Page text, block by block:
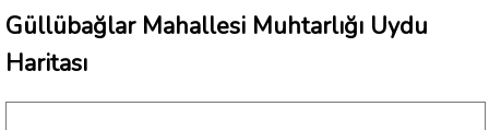
Güllübağlar Mahallesi Muhtarlığı Uydu
Haritası